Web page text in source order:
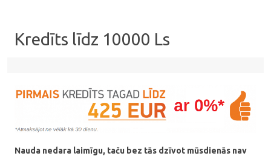
Kredīts līdz 10000 Ls
Nauda nedara laimīgu, taču bez tās dzīvot mūsdienās nav